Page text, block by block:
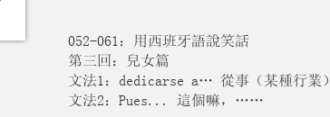
052-061：用西班牙語說笑話
第三回：兒女篇
文法1：dedicarse a… 從事（某種行業）
文法2：Pues... 這個嘛，……